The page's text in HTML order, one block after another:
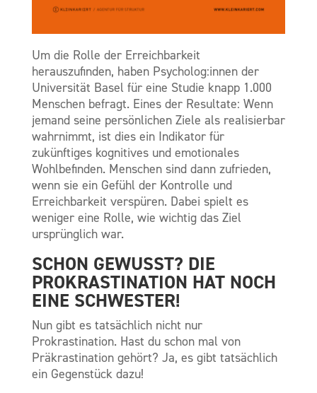
Um die Rolle der Erreichbarkeit
herauszufinden, haben Psycholog:innen der
Universität Basel für eine Studie knapp 1.000
Menschen befragt. Eines der Resultate: Wenn
jemand seine persönlichen Ziele als realisierbar
wahrnimmt, ist dies ein Indikator für
zukünftiges kognitives und emotionales
Wohlbefinden. Menschen sind dann zufrieden,
wenn sie ein Gefühl der Kontrolle und
Erreichbarkeit verspüren. Dabei spielt es
weniger eine Rolle, wie wichtig das Ziel
ursprünglich war.
SCHON GEWUSST? DIE
PROKRASTINATION HAT NOCH
EINE SCHWESTER!
Nun gibt es tatsächlich nicht nur
Prokrastination. Hast du schon mal von
Präkrastination gehört? Ja, es gibt tatsächlich
ein Gegenstück dazu!